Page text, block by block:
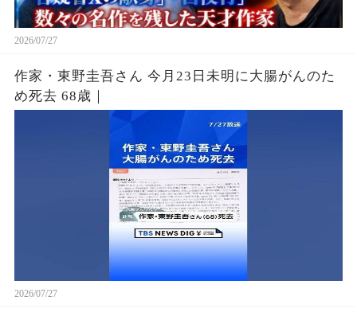
2026/07/27
作家・東野圭吾さん 今月23日未明に大腸がんのた
め死去 68歳｜
2026/07/27